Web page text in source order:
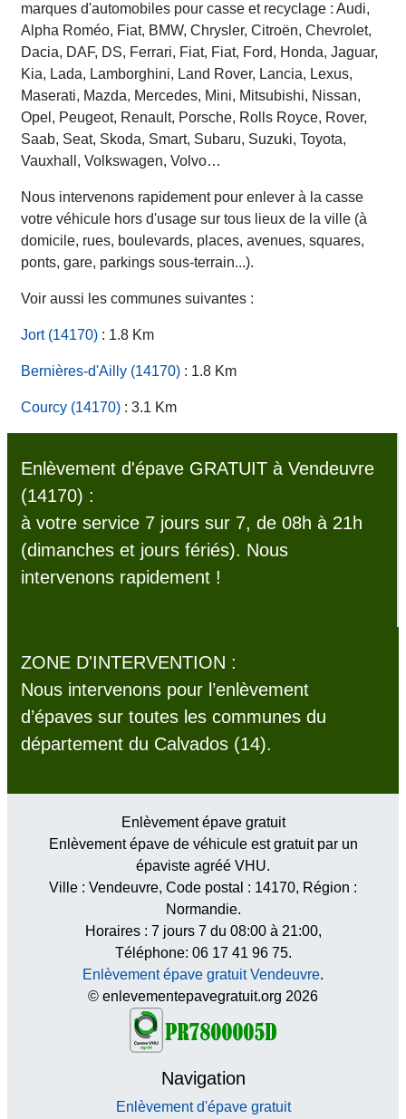
marques d'automobiles pour casse et recyclage : Audi,
Alpha Roméo, Fiat, BMW, Chrysler, Citroën, Chevrolet,
Dacia, DAF, DS, Ferrari, Fiat, Fiat, Ford, Honda, Jaguar,
Kia, Lada, Lamborghini, Land Rover, Lancia, Lexus,
Maserati, Mazda, Mercedes, Mini, Mitsubishi, Nissan,
Opel, Peugeot, Renault, Porsche, Rolls Royce, Rover,
Saab, Seat, Skoda, Smart, Subaru, Suzuki, Toyota,
Vauxhall, Volkswagen, Volvo…
Nous intervenons rapidement pour enlever à la casse
votre véhicule hors d'usage sur tous lieux de la ville (à
domicile, rues, boulevards, places, avenues, squares,
ponts, gare, parkings sous-terrain...).
Voir aussi les communes suivantes :
Jort (14170) : 1.8 Km
Bernières-d'Ailly (14170) : 1.8 Km
Courcy (14170) : 3.1 Km
Enlèvement d'épave GRATUIT à Vendeuvre
(14170) :
à votre service 7 jours sur 7, de 08h à 21h
(dimanches et jours fériés). Nous
intervenons rapidement !
ZONE D'INTERVENTION :
Nous intervenons pour l’enlèvement
d’épaves sur toutes les communes du
département du Calvados (14).
Enlèvement épave gratuit
Enlèvement épave de véhicule est gratuit par un
épaviste agréé VHU.
Ville : Vendeuvre, Code postal : 14170, Région :
Normandie.
Horaires : 7 jours 7 du 08:00 à 21:00,
Téléphone: 06 17 41 96 75.
Enlèvement épave gratuit Vendeuvre.
© enlevementepavegratuit.org 2026
Navigation
Enlèvement d'épave gratuit